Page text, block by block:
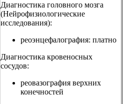
Диагностика головного мозга
(Нейрофизиологические
исследования):
реоэнцефалография: платно
Диагностика кровеносных
сосудов:
реовазография верхних
конечностей